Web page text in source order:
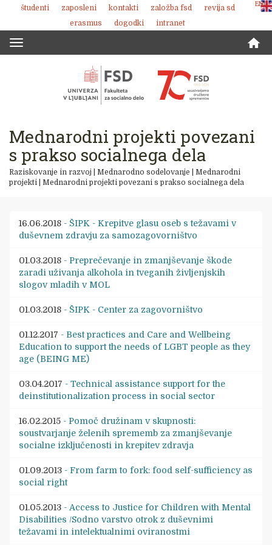
Skoči
vsebino
ENG
študenti zaposleni kontakti založba fsd
revija sd
erasmus
dogodki intranet
Mednarodni projekti povezani
s prakso socialnega dela
Raziskovanje in razvoj Mednarodno sodelovanje
Mednarodni
projekti
Mednarodni projekti povezani s prakso socialnega dela
16.06.2018 - ŠIPK - Krepitve glasu oseb s težavami v
duševnem zdravju za samozagovorništvo
01.03.2018 - Preprečevanje in zmanjševanje škode
zaradi uživanja alkohola in tveganih življenjskih
slogov mladih v MOL
01.03.2018 - ŠIPK - Center za zagovorništvo
01.12.2017 - Best practices and Care and Wellbeing
Education to support the needs of LGBT people as they
age (BEING ME)
03.04.2017 - Technical assistance support for the
deinstitutionalization process in social sector
16.02.2015 - Pomoč družinam v skupnosti:
soustvarjanje želenih sprememb za zmanjševanje
socialne izključenosti in krepitev zdravja
01.09.2013 - From farm to fork: food self-sufficiency as
social right
01.05.2013 - Access to Justice for Children with Mental
Disabilities /Sodno varstvo otrok z duševnimi
težavami in intelektualnimi oviranostmi